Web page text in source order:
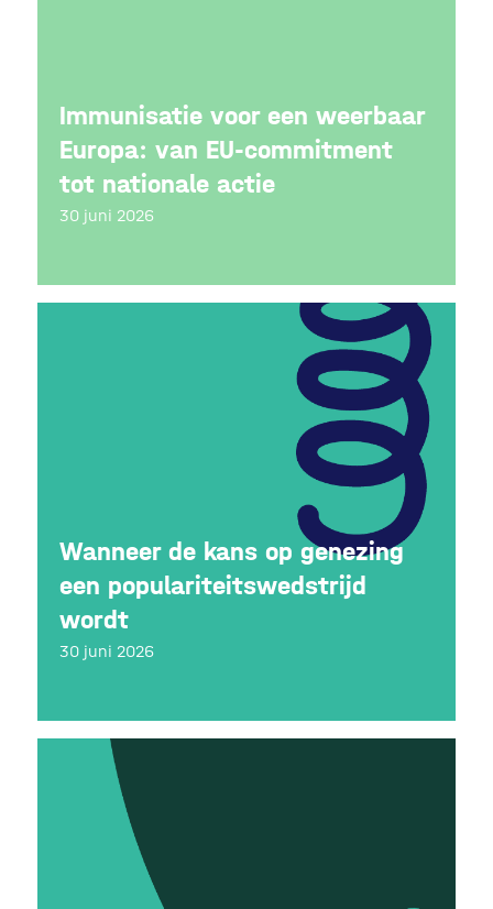
Immunisatie voor een weerbaar
Europa: van EU-commitment
tot nationale actie
30 juni 2026
Wanneer de kans op genezing
een populariteitswedstrijd
wordt
30 juni 2026